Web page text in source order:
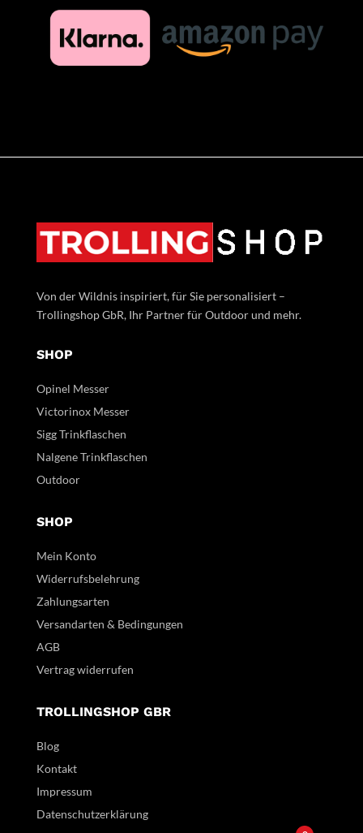
Von der Wildnis inspiriert, für Sie personalisiert –
Trollingshop GbR, Ihr Partner für Outdoor und mehr.
SHOP
Opinel Messer
Victorinox Messer
Sigg Trinkflaschen
Nalgene Trinkflaschen
Outdoor
SHOP
Mein Konto
Widerrufsbelehrung
Zahlungsarten
Versandarten & Bedingungen
AGB
Vertrag widerrufen
TROLLINGSHOP GBR
Blog
Kontakt
Impressum
Datenschutzerklärung